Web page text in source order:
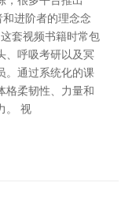
和进阶者的理念念
套视频书籍时常包
、呼吸考研以及冥
。通过系统化的课
格柔韧性、力量和
。 视